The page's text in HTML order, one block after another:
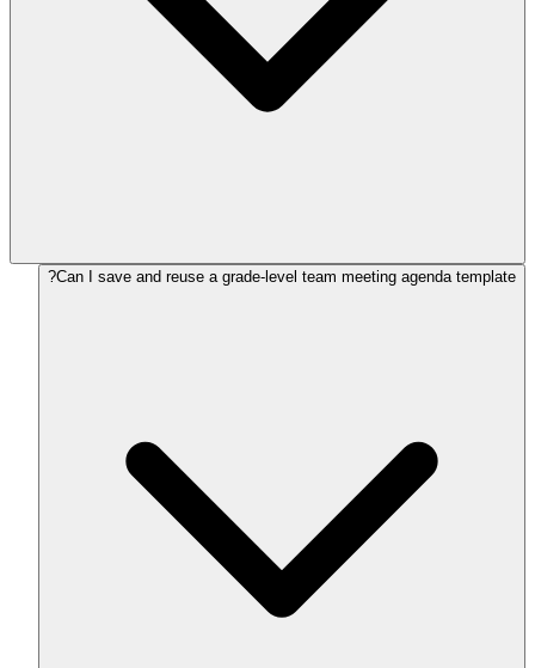
Can I save and reuse a grade-level team meeting agenda template?